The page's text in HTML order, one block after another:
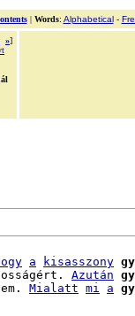
| Words: Alphabetical-
»]
a kisasszony
Azután
Mialatt mi a